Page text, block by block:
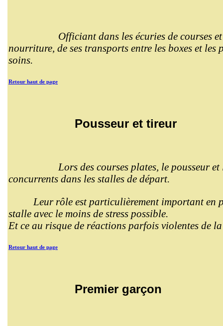
Officiant dans les écuries de courses
nourriture, de ses transports entre les boxes et les
soins.
Retour haut de page
Pousseur et tireur
Lors des courses plates, le pousseur
concurrents dans les stalles de départ.
Leur rôle est particulièrement important en
stalle avec le moins de stress possible.
Et ce au risque de réactions parfois violentes de
Retour haut de page
Premier garçon